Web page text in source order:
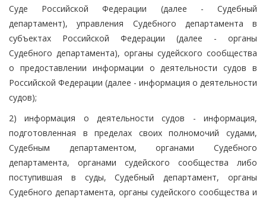
Суде Российской Федерации (далее - Судебный
департамент), управления Судебного департамента в
субъектах Российской Федерации (далее - органы
Судебного департамента), органы судейского сообщества
о предоставлении информации о деятельности судов в
Российской Федерации (далее - информация о деятельности
судов);
2) информация о деятельности судов - информация,
подготовленная в пределах своих полномочий судами,
Судебным департаментом, органами Судебного
департамента, органами судейского сообщества либо
поступившая в суды, Судебный департамент, органы
Судебного департамента, органы судейского сообщества и